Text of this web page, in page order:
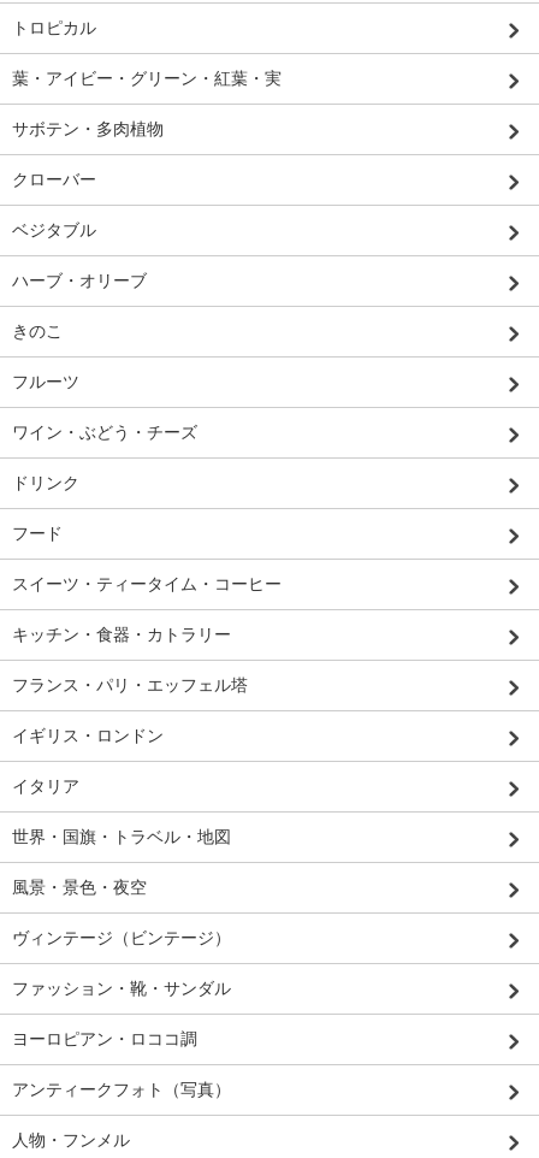
トロピカル
葉・アイビー・グリーン・紅葉・実
サボテン・多肉植物
クローバー
ベジタブル
ハーブ・オリーブ
きのこ
フルーツ
ワイン・ぶどう・チーズ
ドリンク
フード
スイーツ・ティータイム・コーヒー
キッチン・食器・カトラリー
フランス・パリ・エッフェル塔
イギリス・ロンドン
イタリア
世界・国旗・トラベル・地図
風景・景色・夜空
ヴィンテージ（ビンテージ）
ファッション・靴・サンダル
ヨーロピアン・ロココ調
アンティークフォト（写真）
人物・フンメル